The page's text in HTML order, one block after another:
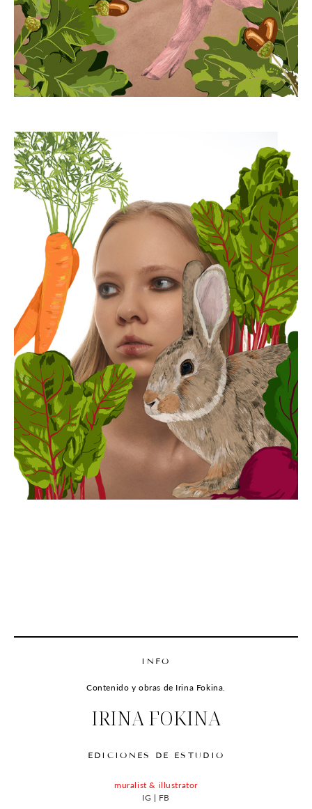
INFO
Contenido y obras de Irina Fokina.
IRINA FOKINA
EDICIONES DE ESTUDIO
muralist & illustrator
IG | FB